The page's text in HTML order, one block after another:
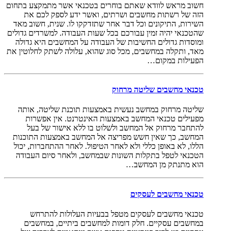
חשוב מראש לוודא שאתם בוחרים בטכנאי אשר מתמקצע בתחום
הזה של רשתות מחשבים ושרתים, ואשר ידע לספק לכם את
השירות, התיקונים וכל דבר אחר שתזדקקו לו. שנית, חשוב מאד
שהטכנאי יהיה זמין עבורכם בכל שעות העבודה. למשרדים גדולים
ומוסדות גדולים החשיבות של העבודה על המחשבים היא גדולה
מאד, ותקלה במחשבים, מכל סוג שהוא, עלולה לשתק לחלוטין את
הפעילות במקום…
טכנאי מחשבים שליטה מרחוק
שליטה מרחוק במחשב נעשית באמצעות תוכנת שליטה, אותה
מפעילים טכנאי המחשב באמצעות האינטרנט. אין אפשרות
להתחבר מרחוק אל המחשב ולשלוט בו ללא אישור של בעל
המחשב, כך שאין חשש מפריצה אל המחשב באמצעות התוכנות
הללו, לא באופן כללי ולא לאחר הטיפול. לאחר ההתחברות, יכול
הטכנאי לטפל בתקלות השונות שבמחשב, ולאחר סיום העבודה
הוא מתנתק מן המחשב…
טכנאי מחשבים לעסקים
טכנאי מחשבים לעסקים מטפל בבעיות העלולות להתרחש
במחשבים עסקיים. חלק דומות למחשבים ביתיים, במחשבים